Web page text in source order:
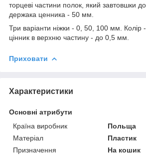
торцеві частини полок, який завтовшки
держака ценника - 50 мм.
Три варіанти ніжки - 0, 50, 100 мм. Колір
цінник в верхню частину - до 0,5 мм.
Приховати
Характеристики
Основні атрибути
Країна виробник
Польща
Матеріал
Пластик
Призначення
На кошик